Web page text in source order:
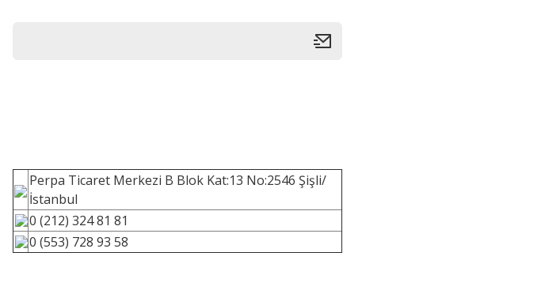
Perpa Ticaret Merkezi B Blok Kat:13 No:2546 Şişli/
İstanbul
0 (212) 324 81 81
0 (553) 728 93 58